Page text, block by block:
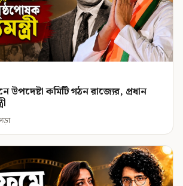
উপদেষ্টা কমিটি গঠন রাজ্যের, প্রধান